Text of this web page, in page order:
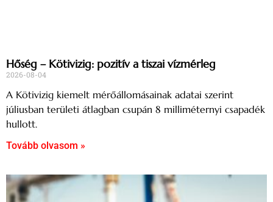
Hőség – Kötivizig: pozitív a tiszai vízmérleg
2026-08-04
A Kötivizig kiemelt mérőállomásainak adatai szerint
júliusban területi átlagban csupán 8 milliméternyi csapadék
hullott.
Tovább olvasom »